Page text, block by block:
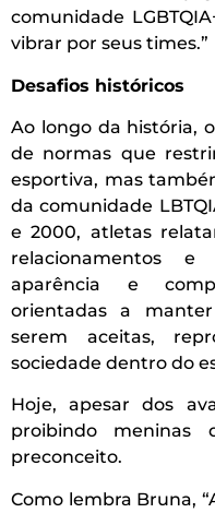
comunidade
vibrar por seus times.”
Desafios históricos
Ao longo da história,
de normas que
esportiva, mas
da comunidade
e 2000, atletas
relacionamentos
aparência e
orientadas a
serem aceitas,
sociedade dentro do
Hoje, apesar dos
proibindo
preconceito.
Como lembra Bruna,